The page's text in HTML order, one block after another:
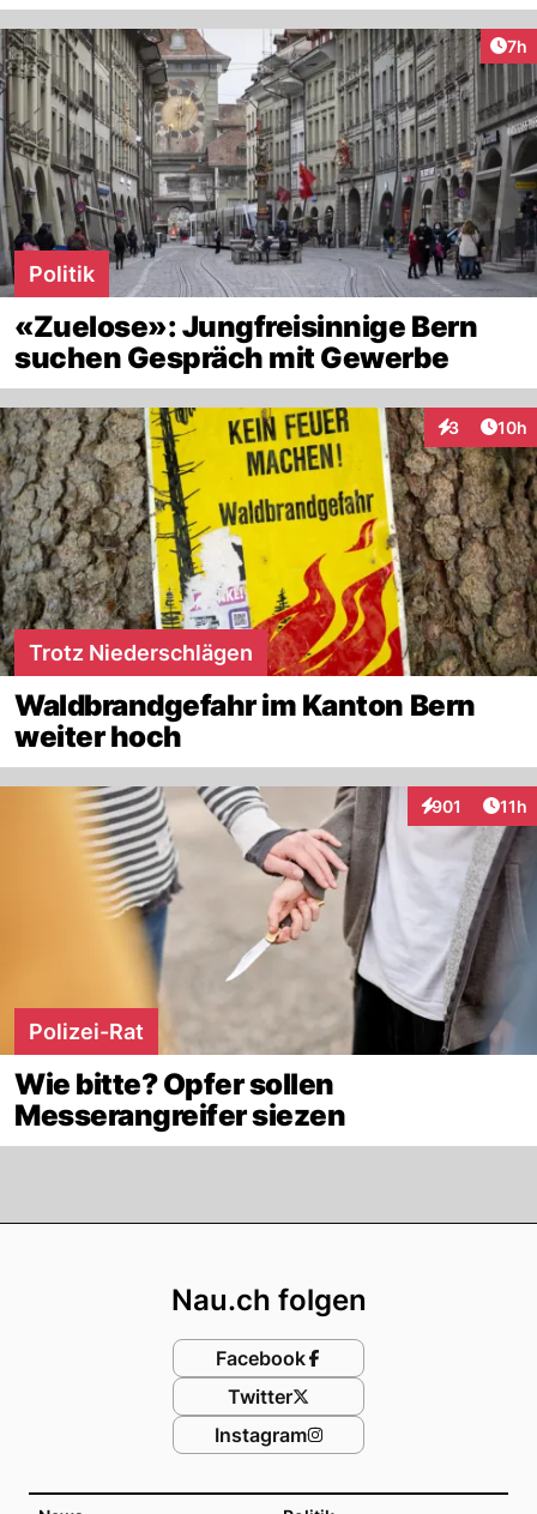
7h
Politik
«Zuelose»: Jungfreisinnige Bern
suchen Gespräch mit Gewerbe
3
Interaktionen
10h
Trotz Niederschlägen
Waldbrandgefahr im Kanton Bern
weiter hoch
901
Interaktionen
11h
Polizei-Rat
Wie bitte? Opfer sollen
Messerangreifer siezen
Nau.ch folgen
Facebook
Twitter
Instagram